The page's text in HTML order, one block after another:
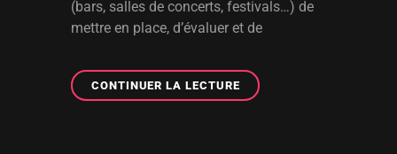
(bars, salles de concerts, festivals…) de
mettre en place, d’évaluer et de
CONTINUER LA LECTURELABEL
ET